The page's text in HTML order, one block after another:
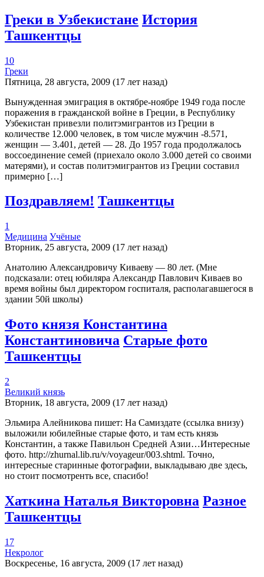
Греки в Узбекистане История
Ташкентцы
10
Греки
Пятница, 28 августа, 2009 (17 лет назад)
Вынужденная эмиграция в октябре-ноябре 1949 года после
поражения в гражданской войне в Греции, в Республику
Узбекистан привезли политэмигрантов из Греции в
количестве 12.000 человек, в том числе мужчин -8.571,
женщин — 3.401, детей — 28. До 1957 года продолжалось
воссоединение семей (приехало около 3.000 детей со своими
матерями), и состав политэмигрантов из Греции составил
примерно […]
Поздравляем! Ташкентцы
1
Медицина Учёные
Вторник, 25 августа, 2009 (17 лет назад)
Анатолию Александровичу Киваеву — 80 лет. (Мне
подсказали: отец юбиляра Александр Павлович Киваев во
время войны был директором госпиталя, располагавшегося в
здании 50й школы)
Фото князя Константина
Константиновича Старые фото
Ташкентцы
2
Великий князь
Вторник, 18 августа, 2009 (17 лет назад)
Эльмира Алейникова пишет: На Самиздате (ссылка внизу)
выложили юбилейные старые фото, и там есть князь
Константин, а также Павильон Средней Азии…Интересные
фото. http://zhurnal.lib.ru/v/voyageur/003.shtml. Точно,
интересные старинные фотографии, выкладываю две здесь,
но стоит посмотренть все, спасибо!
Хаткина Наталья Викторовна Разное
Ташкентцы
17
Некролог
Воскресенье, 16 августа, 2009 (17 лет назад)